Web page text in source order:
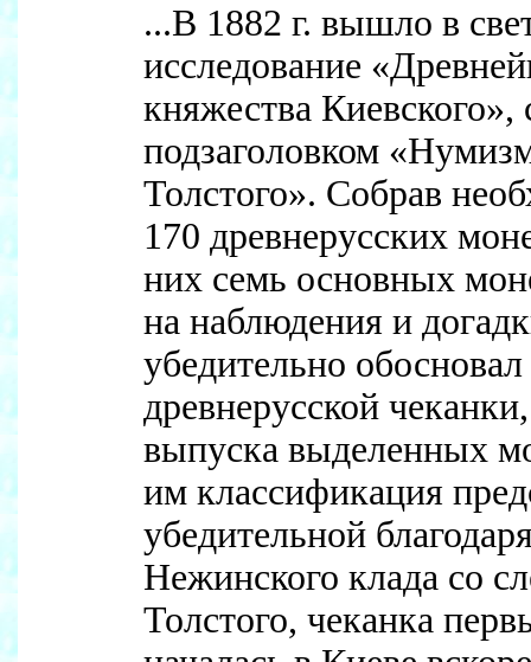
...В 1882 г. вышло в
исследование
княжества
подзаголовком
Толстого». Собрав
170 древнерусских
них семь основных
на наблюдения и
убедительно
древнерусской
выпуска выделенных
им классификация
убедительной
Нежинского клада со
Толстого, чеканка